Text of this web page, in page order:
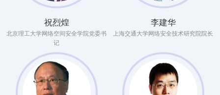
祝烈煌
北京理工大学网络空间安全学院党委书
记
李建华
上海交通大学网络安全技术研究院院长